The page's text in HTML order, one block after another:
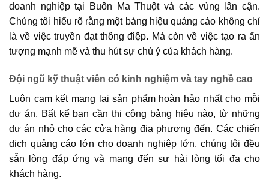
doanh nghiệp tại Buôn Ma Thuột và các vùng lân cận.
Chúng tôi hiểu rõ rằng một bảng hiệu quảng cáo không chỉ
là về việc truyền đạt thông điệp. Mà còn về việc tạo ra ấn
tượng mạnh mẽ và thu hút sự chú ý của khách hàng.
Đội ngũ kỹ thuật viên có kinh nghiệm và tay nghề cao
Luôn cam kết mang lại sản phẩm hoàn hảo nhất cho mỗi
dự án. Bất kể bạn cần thi công bảng hiệu nào, từ những
dự án nhỏ cho các cửa hàng địa phương đến. Các chiến
dịch quảng cáo lớn cho doanh nghiệp lớn, chúng tôi đều
sẵn lòng đáp ứng và mang đến sự hài lòng tối đa cho
khách hàng.